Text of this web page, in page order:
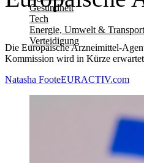
Gesundheit
Tech
Energie, Umwelt & Transport
Verteidigung
Die Europäische Arzneimittel-
Kommission wird in Kürze
Natasha FooteEURACTIV.com